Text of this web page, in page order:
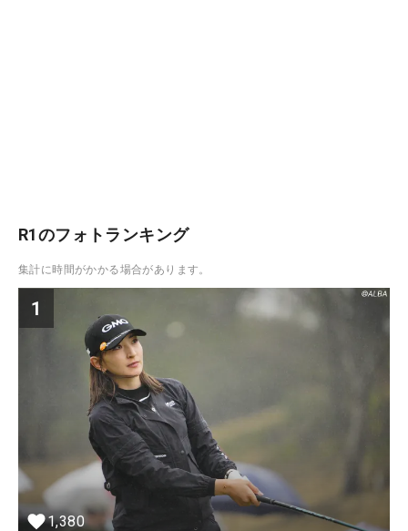
R1のフォトランキング
集計に時間がかかる場合があります。
1
1,380